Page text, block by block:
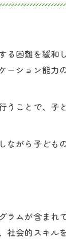
の工夫
の進め方
践例
の基礎理解
ポイント
るのか
違いを押さえる
るには
の実践
困難を緩和
ション能力
ことで、子
がら子ども
ムが含まれ
会的スキル